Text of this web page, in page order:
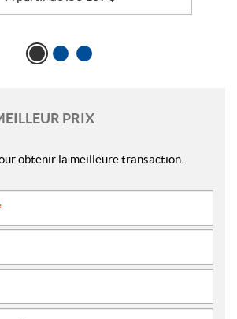
PRIX
obtenir la meilleure transaction.